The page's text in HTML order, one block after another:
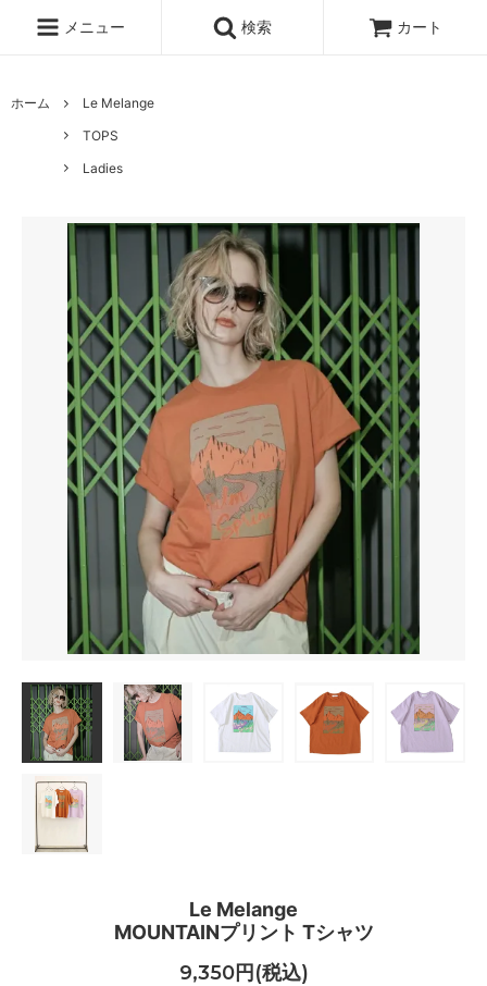
メニュー 検索 カート
ホーム
Le Melange
TOPS
Ladies
Le Melange
MOUNTAINプリント Tシャツ
9,350円(税込)